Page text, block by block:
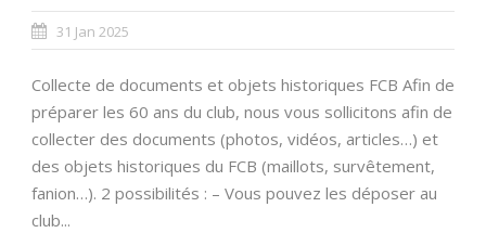
31 Jan 2025
Collecte de documents et objets historiques FCB Afin de
préparer les 60 ans du club, nous vous sollicitons afin de
collecter des documents (photos, vidéos, articles…) et
des objets historiques du FCB (maillots, survêtement,
fanion…). 2 possibilités : – Vous pouvez les déposer au
club...